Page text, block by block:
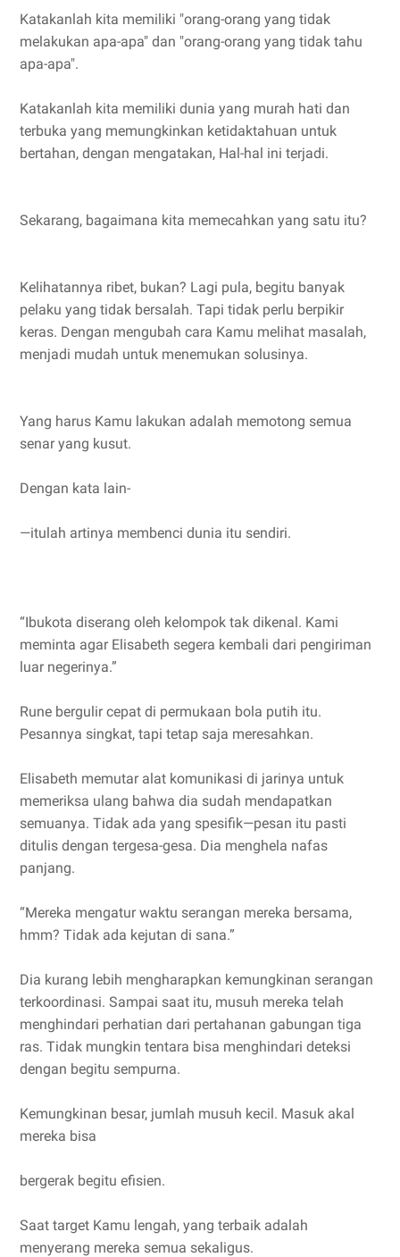
Katakanlah kita memiliki "orang-orang yang tidak
melakukan apa-apa" dan "orang-orang yang tidak tahu
apa-apa".
Katakanlah kita memiliki dunia yang murah hati dan
terbuka yang memungkinkan ketidaktahuan untuk
bertahan, dengan mengatakan, Hal-hal ini terjadi.
Sekarang, bagaimana kita memecahkan yang satu itu?
Kelihatannya ribet, bukan? Lagi pula, begitu banyak
pelaku yang tidak bersalah. Tapi tidak perlu berpikir
keras. Dengan mengubah cara Kamu melihat masalah,
menjadi mudah untuk menemukan solusinya.
Yang harus Kamu lakukan adalah memotong semua
senar yang kusut.
Dengan kata lain-
—itulah artinya membenci dunia itu sendiri.
“Ibukota diserang oleh kelompok tak dikenal. Kami
meminta agar Elisabeth segera kembali dari pengiriman
luar negerinya.”
Rune bergulir cepat di permukaan bola putih itu.
Pesannya singkat, tapi tetap saja meresahkan.
Elisabeth memutar alat komunikasi di jarinya untuk
memeriksa ulang bahwa dia sudah mendapatkan
semuanya. Tidak ada yang spesifik—pesan itu pasti
ditulis dengan tergesa-gesa. Dia menghela nafas
panjang.
“Mereka mengatur waktu serangan mereka bersama,
hmm? Tidak ada kejutan di sana.”
Dia kurang lebih mengharapkan kemungkinan serangan
terkoordinasi. Sampai saat itu, musuh mereka telah
menghindari perhatian dari pertahanan gabungan tiga
ras. Tidak mungkin tentara bisa menghindari deteksi
dengan begitu sempurna.
Kemungkinan besar, jumlah musuh kecil. Masuk akal
mereka bisa
bergerak begitu efisien.
Saat target Kamu lengah, yang terbaik adalah
menyerang mereka semua sekaligus.